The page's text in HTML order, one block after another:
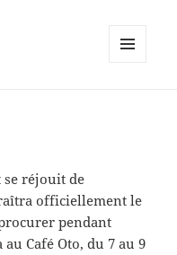
réjouit de
officiellement le
pendant
Café Oto, du 7 au 9